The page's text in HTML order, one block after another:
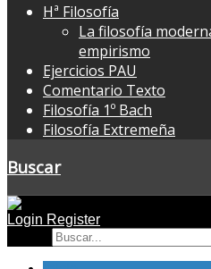
Hª Filosofía
La filosofía
empirismo
Ejercicios PAU
Comentario Texto
Filosofía 1º Bach
Filosofía Extremeña
Buscar
Login Register